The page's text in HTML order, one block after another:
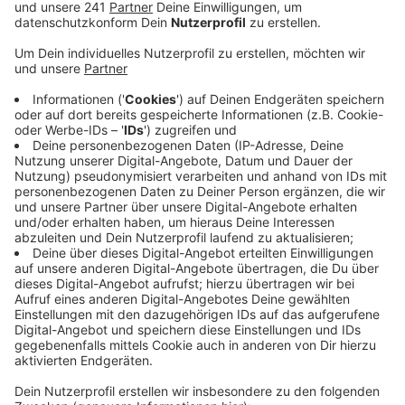
Veröffentlicht: Montag, 14.07.2025 10:58
41-Jähriger stürzte in den Tod
Anzeige
Zunächst war unklar, was dort passiert ist – daher
übernahm zuerst eine Mordkommission die
Ermittlungen. Die Beamten sahen sich die Aufnahmen
der Videoüberwachung an. Auf diesen gab es keinen
Hinweis darauf, dass jemand anderes den Sturz
verschuldet haben könnte. Die Polizei geht daher von
einem tragischen Unfall aus. Der 41-Jährige war also
vom Plateau über den Parkplätzen heruntergefallen